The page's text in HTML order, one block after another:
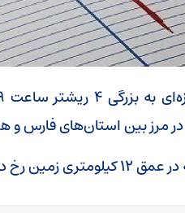
مرز بین استان‌های فارس و
زمین رخ داده است.